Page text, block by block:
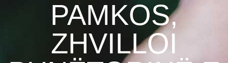
PAMKOS,
ZHVILLOI